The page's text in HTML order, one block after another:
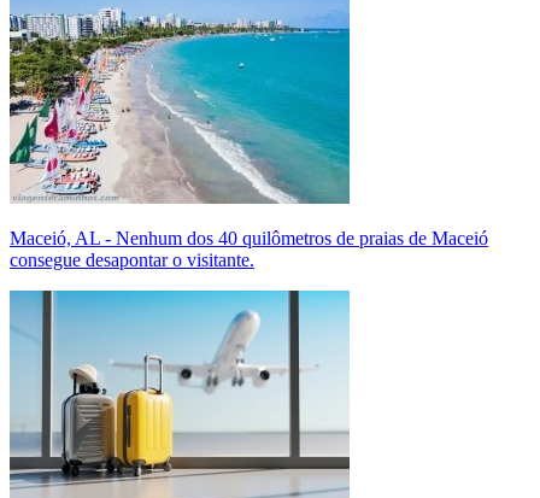
Maceió, AL - Nenhum dos 40 quilômetros de praias de Maceió
consegue desapontar o visitante.